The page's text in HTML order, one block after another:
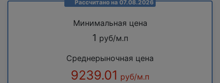
Рассчитано на 07.08.2026
Минимальная цена
1 руб/м.п
Среднерыночная цена
9239.01 руб/м.п